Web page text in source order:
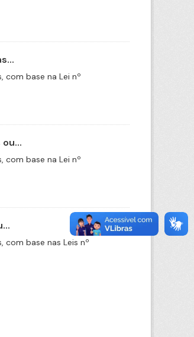
com base na Lei nº
com base na Lei nº
com base nas Leis nº